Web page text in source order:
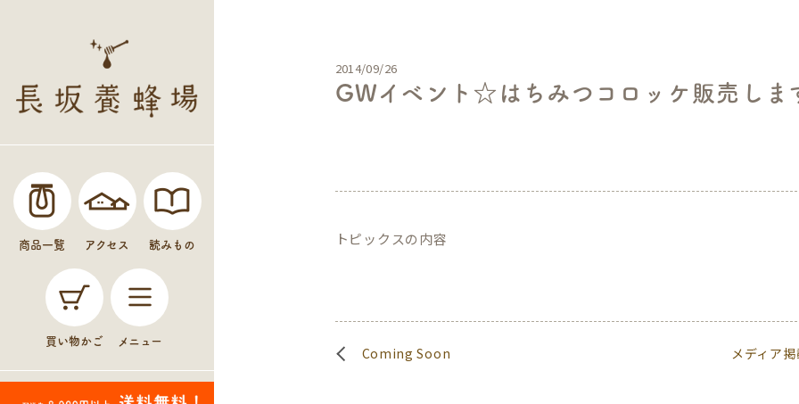
商品一覧 アクセス 読みもの
買い物かご メニュー
2014/09/26
GWイベント☆はちみつコロッケ販売し
トピックスの内容
Coming Soon メディア